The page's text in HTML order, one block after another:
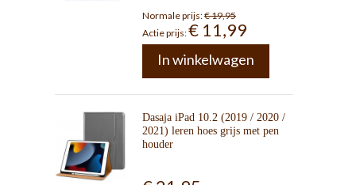
Normale prijs:€ 19,95
Actie prijs:€ 11,99
In winkelwagen
Dasaja iPad 10.2 (2019 / 2020 /
2021) leren hoes grijs met pen
houder